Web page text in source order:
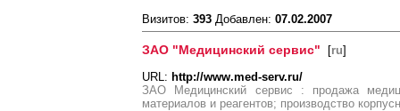
Визитов: 393 Добавлен: 07.02.2007
ЗАО "Медицинский сервис" [ru]
URL: http://www.med-serv.ru/
ЗАО Медицинский сервис : продажа
материалов и реагентов; производство